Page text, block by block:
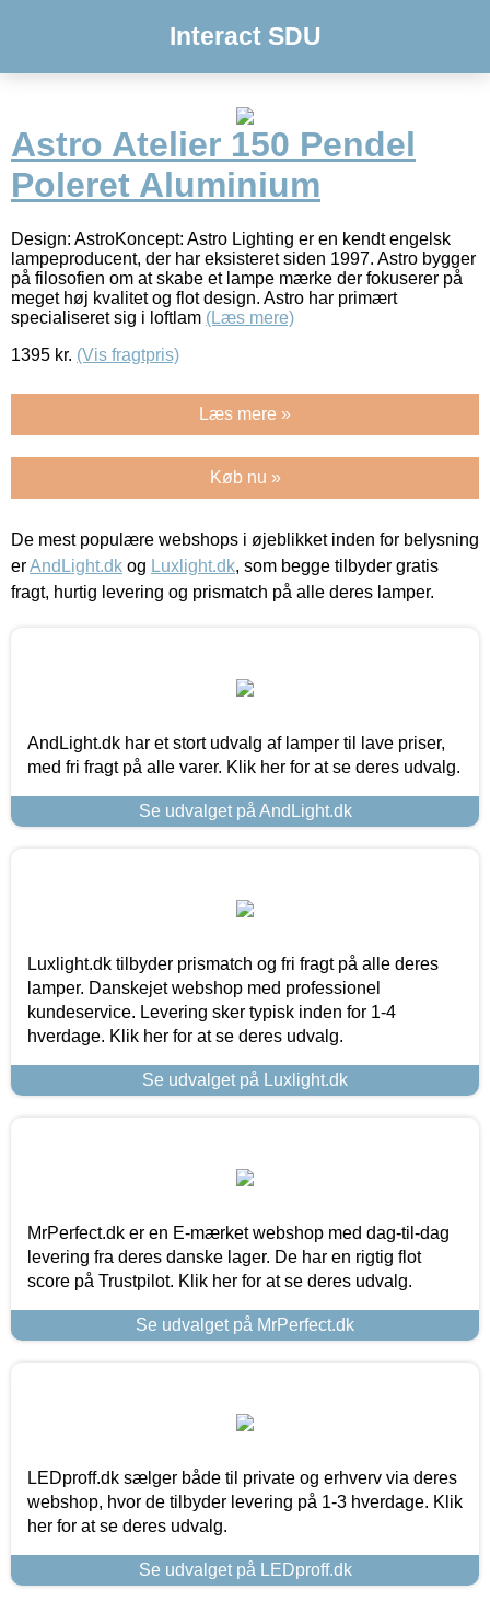
Interact SDU
Astro Atelier 150 Pendel
Poleret Aluminium
Design: AstroKoncept: Astro Lighting er en kendt engelsk
lampeproducent, der har eksisteret siden 1997. Astro bygger
på filosofien om at skabe et lampe mærke der fokuserer på
meget høj kvalitet og flot design. Astro har primært
specialiseret sig i loftlam (Læs mere)
1395 kr. (Vis fragtpris)
Læs mere »
Køb nu »
De mest populære webshops i øjeblikket inden for belysning
erAndLight.dk og Luxlight.dk, som begge tilbyder gratis
fragt, hurtig levering og prismatch på alle deres lamper.
AndLight.dk har et stort udvalg af lamper til lave priser,
med fri fragt på alle varer. Klik her for at se deres udvalg.
Se udvalget på AndLight.dk
Luxlight.dk tilbyder prismatch og fri fragt på alle deres
lamper. Danskejet webshop med professionel
kundeservice. Levering sker typisk inden for 1-4
hverdage. Klik her for at se deres udvalg.
Se udvalget på Luxlight.dk
MrPerfect.dk er en E-mærket webshop med dag-til-dag
levering fra deres danske lager. De har en rigtig flot
score på Trustpilot. Klik her for at se deres udvalg.
Se udvalget på MrPerfect.dk
LEDproff.dk sælger både til private og erhverv via deres
webshop, hvor de tilbyder levering på 1-3 hverdage. Klik
her for at se deres udvalg.
Se udvalget på LEDproff.dk